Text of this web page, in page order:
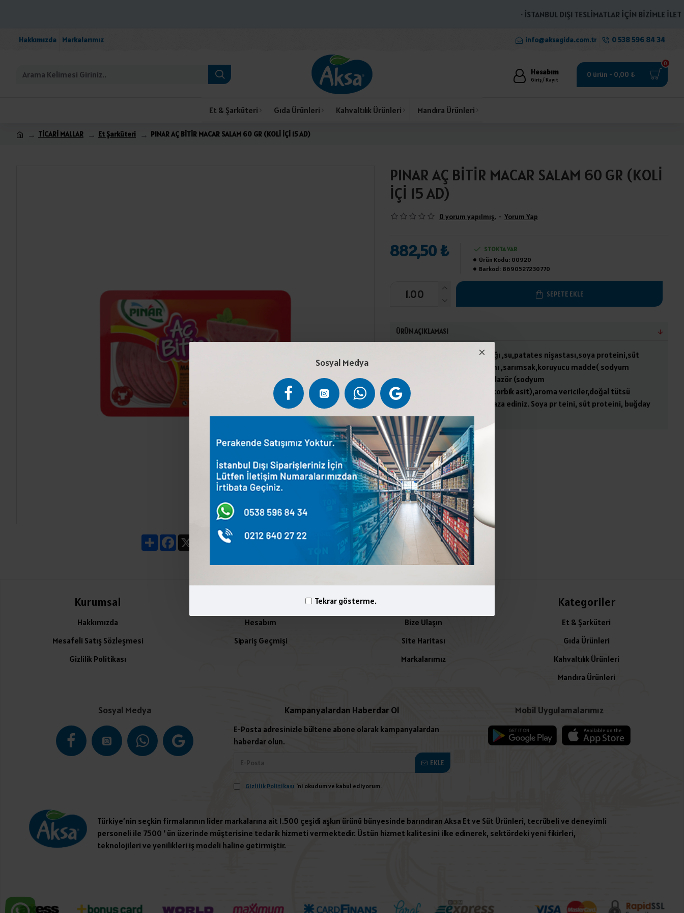
Sosyal Medya
Tekrar gösterme.
· İSTANBUL DIŞI TESLİMATLAR İÇİN BİZİMLE
Hakkımızda Markalarımız info@aksagida.com.tr 0 538 596 84 34
Hesabım
Giriş / Kayıt
0 ürün - 0,00 ₺
0
Et & Şarküteri Gıda Ürünleri Kahvaltılık Ürünleri Mandıra Ürünleri
TİCARİ MALLAR Et Şarküteri PINAR AÇ BİTİR MACAR SALAM 60 GR (KOLİ İÇİ 15 AD)
ShareFacebook Pinterest
WhatsApp
Email
PINAR AÇ BİTİR MACAR SALAM 60 GR (KOLİ
İÇİ 15 AD)
0 yorum yapılmış. - Yorum Yap
882,50 ₺
STOKTA VAR
Ürün Kodu: 00920
Barkod: 8690527230770
SEPETE EKLE
ÜRÜN AÇIKLAMASI
Dana eti ve yağı ,ayçiçek yağı ,su,patates nişastası,soya proteini,süt
proteini,tuz,baharat karışımı ,sarımsak,koruyucu madde( sodyum
laktat,sodyum nitrit) ,stabilazör (sodyum
polifosfat),antioksidan(askorbik asit),aroma vericiler,doğal tütsü
aroması.0-4 H °C de muhafaza ediniz. Soya pr teini, süt proteini, buğday
lifi içerir.
Kurumsal
Hakkımızda
Mesafeli Satış Sözleşmesi
Gizlilik Politikası
Hesabım
Sipariş Geçmişi
Bize Ulaşın
Site Haritası
Markalarımız
Kategoriler
Et & Şarküteri
Gıda Ürünleri
Kahvaltılık Ürünleri
Mandıra Ürünleri
Sosyal Medya Kampanyalardan Haberdar Ol
E-Posta adresinizle bültene abone olarak kampanyalardan
haberdar olun.
EKLE
Gizlilik Politikası 'ni okudum ve kabul ediyorum.
Mobil Uygulamalarımız
Türkiye’nin seçkin firmalarının lider markalarına ait 1.500 çeşidi aşkın ürünü bünyesinde barındıran Aksa Et ve Süt Ürünleri, tecrübeli ve deneyimli
personeli ile 7500 ‘ ün üzerinde müşterisine tedarik hizmeti vermektedir. Üstün hizmet kalitesini ilke edinerek, sektördeki yeni fikirleri,
teknolojileri ve yenilikleri iş modeli haline getirmiştir.